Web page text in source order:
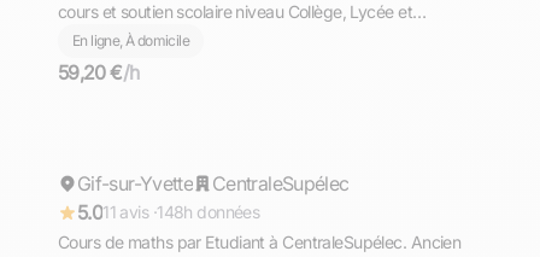
cours et soutien scolaire niveau Collège, Lycée et
Supérieur (prépa)
En ligne, À domicile
59,20 €/h
Répond rapidement
Gif-sur-Yvette
CentraleSupélec
5.011 avis ·148h données
Cours de maths par Etudiant à CentraleSupélec. Ancien